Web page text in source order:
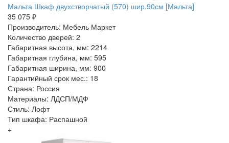
Мальта Шкаф двухстворчатый (570) шир.90см [Мальта]
35 075 ₽
Производитель: Мебель Маркет
Количество дверей: 2
Габаритная высота, мм: 2214
Габаритная глубина, мм: 595
Габаритная ширина, мм: 900
Гарантийный срок мес.: 18
Страна: Россия
Материалы: ЛДСП/МДФ
Стиль: Лофт
Тип шкафа: Распашной
+